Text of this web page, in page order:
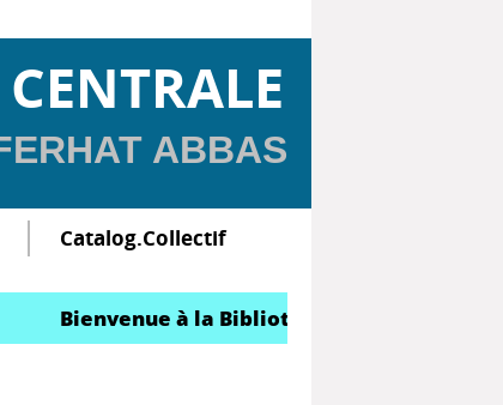
ABBAS
Catalog.Collectif
Bienvenue à la Bibliothèque Centrale